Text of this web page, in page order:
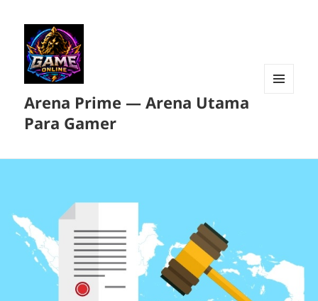
Arena Prime — Arena Utama
Para Gamer